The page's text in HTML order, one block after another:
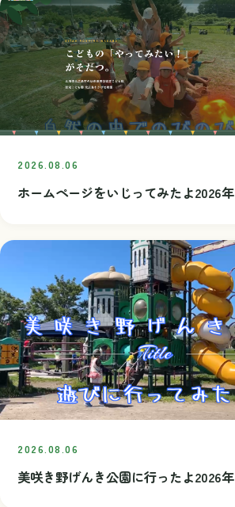
2026.08.06
ホームページをいじってみたよ2026年
2026.08.06
美咲き野げんき公園に行ったよ2026年